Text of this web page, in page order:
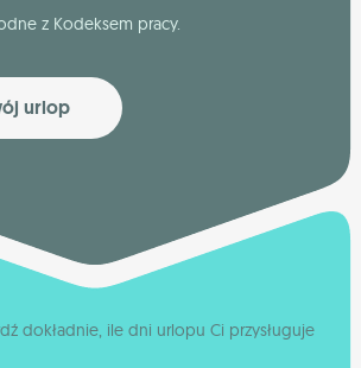
z Kodeksem pracy.
urlop
dokładnie, ile dni urlopu Ci przysługuje